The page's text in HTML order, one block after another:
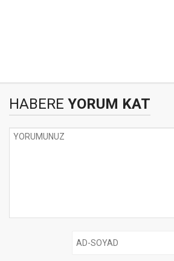
HABERE YORUM KAT